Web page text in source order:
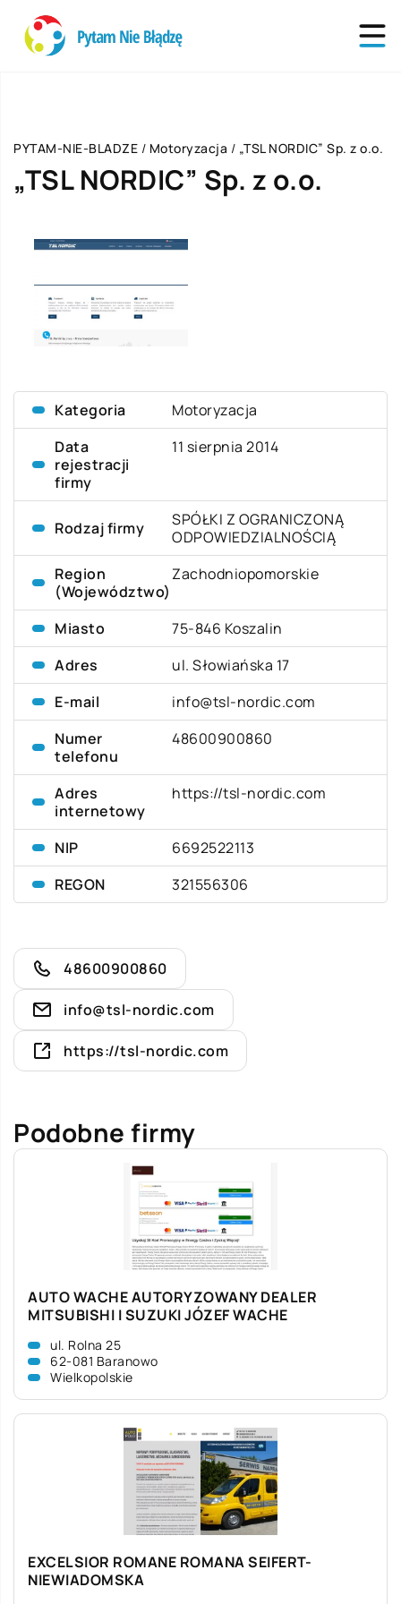
PYTAM-NIE-BLADZE / Motoryzacja / „TSL NORDIC” Sp. z o.o.
„TSL NORDIC” Sp. z o.o.
Kategoria
Motoryzacja
Data
rejestracji
firmy
11 sierpnia 2014
Rodzaj firmy
SPÓŁKI Z OGRANICZONĄ
ODPOWIEDZIALNOŚCIĄ
Region
(Województwo)
Zachodniopomorskie
Miasto
75-846 Koszalin
Adres
ul. Słowiańska 17
E-mail
info@tsl-nordic.com
Numer
telefonu
48600900860
Adres
internetowy
https://tsl-nordic.com
NIP
6692522113
REGON
321556306
48600900860
info@tsl-nordic.com
https://tsl-nordic.com
Podobne firmy
AUTO WACHE AUTORYZOWANY DEALER
MITSUBISHI I SUZUKI JÓZEF WACHE
ul. Rolna 25
62-081 Baranowo
Wielkopolskie
EXCELSIOR ROMANE ROMANA SEIFERT-
NIEWIADOMSKA